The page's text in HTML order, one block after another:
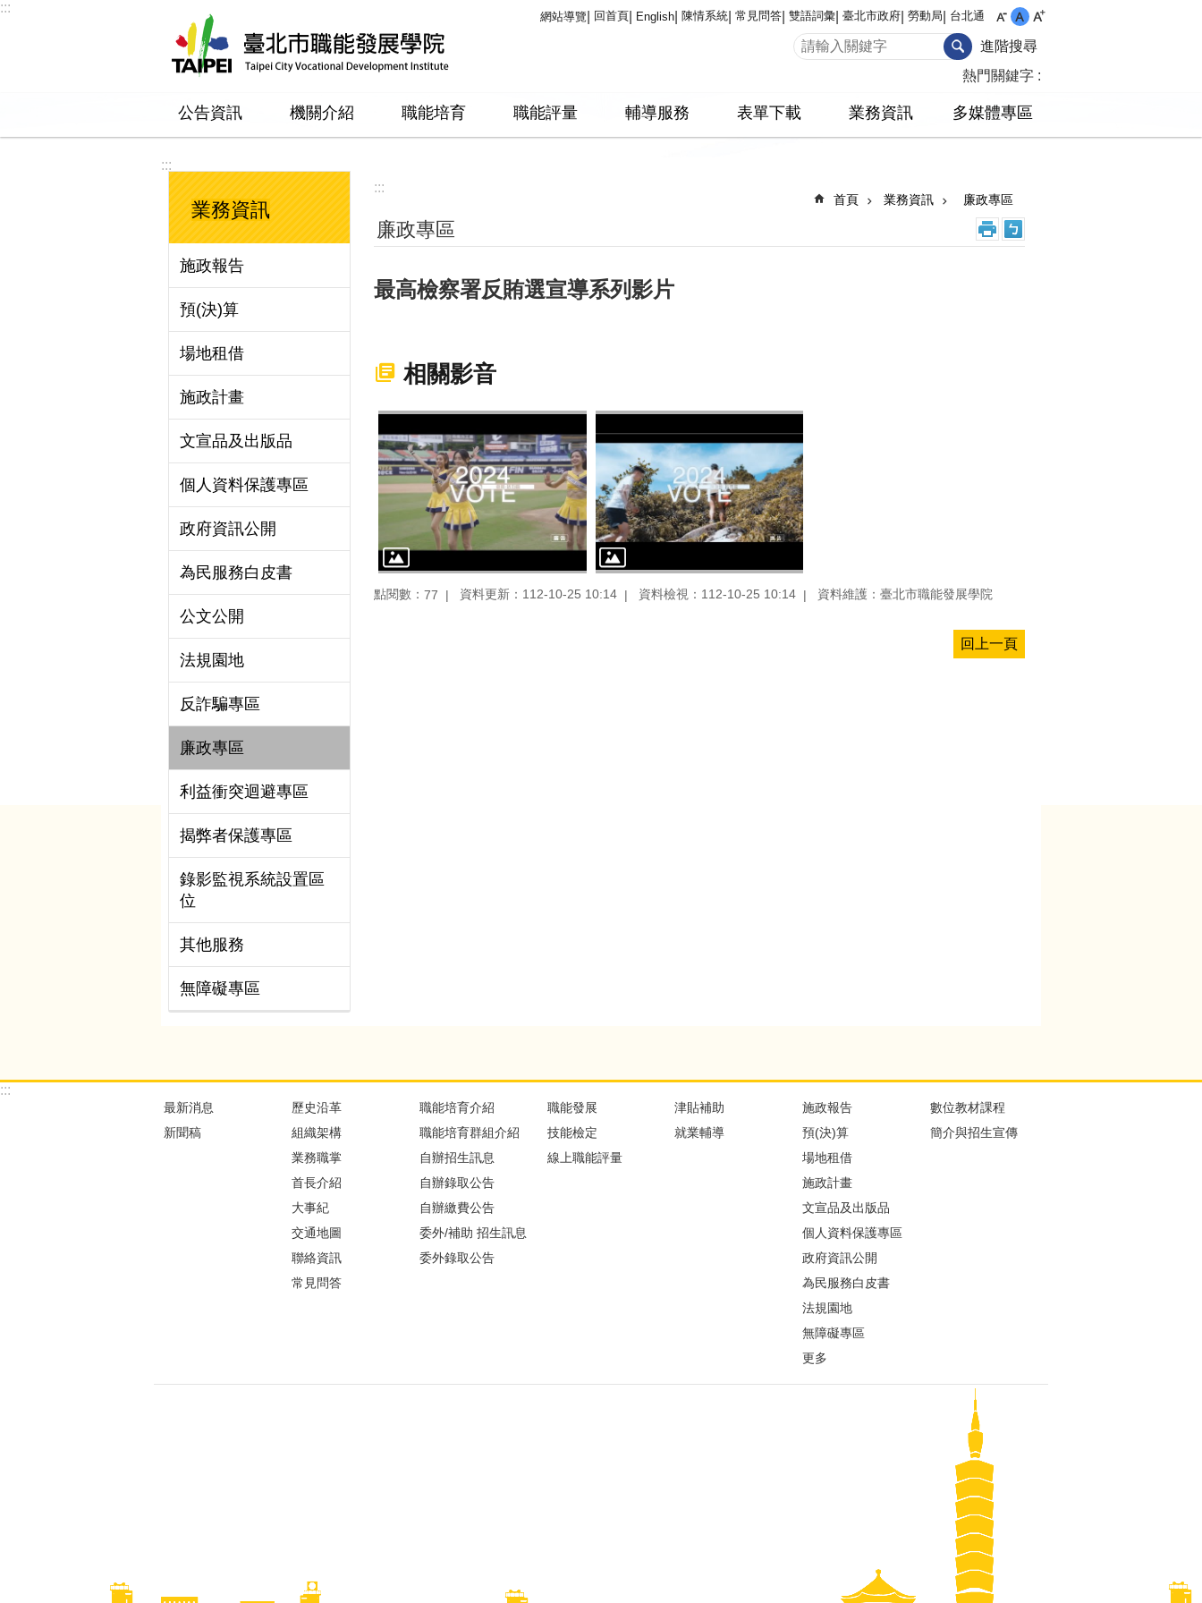
跳到主要內容區塊
:::
網站導覽 回首頁 English 陳情系統 常見問答 雙語詞彙 臺北市政府 勞動局 台北通
進階搜尋
熱門關鍵字
公告資訊 機關介紹 職能培育 職能評量 輔導服務 表單下載 業務資訊 多媒體專區
:::
業務資訊
施政報告
預(決)算
場地租借
施政計畫
文宣品及出版品
個人資料保護專區
政府資訊公開
為民服務白皮書
公文公開
法規園地
反詐騙專區
廉政專區
利益衝突迴避專區
揭弊者保護專區
錄影監視系統設置區
位
其他服務
無障礙專區
:::
首頁 業務資訊 廉政專區
廉政專區
最高檢察署反賄選宣導系列影片
相關影音
點閱數： 77 資料更新：112-10-25 10:14 資料檢視：112-10-25 10:14 資料維護：臺北市職能發展學院
回上一頁
:::
最新消息
新聞稿
歷史沿革
組織架構
業務職掌
首長介紹
大事紀
交通地圖
聯絡資訊
常見問答
職能培育介紹
職能培育群組介紹
自辦招生訊息
自辦錄取公告
自辦繳費公告
委外/補助 招生訊息
委外錄取公告
職能發展
技能檢定
線上職能評量
津貼補助
就業輔導
施政報告
預(決)算
場地租借
施政計畫
文宣品及出版品
個人資料保護專區
政府資訊公開
為民服務白皮書
法規園地
無障礙專區
更多
數位教材課程
簡介與招生宣傳